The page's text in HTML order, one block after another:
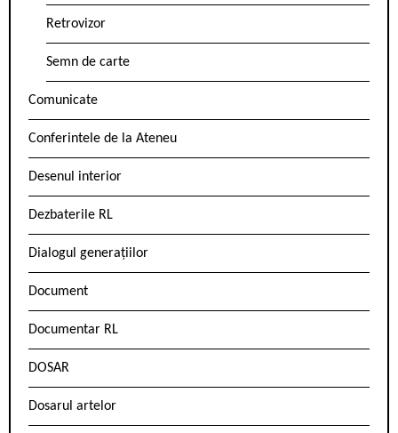
Retrovizor
Semn de carte
Comunicate
Conferintele de la Ateneu
Desenul interior
Dezbaterile RL
Dialogul generațiilor
Document
Documentar RL
DOSAR
Dosarul artelor